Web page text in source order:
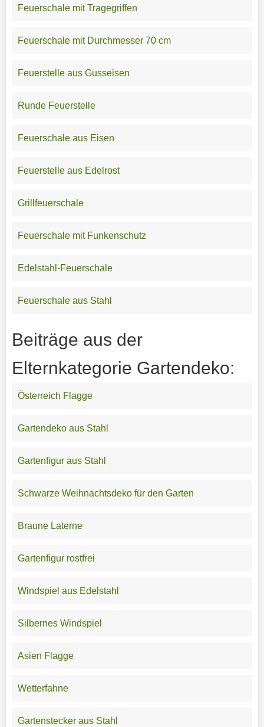
Feuerschale mit Tragegriffen
Feuerschale mit Durchmesser 70 cm
Feuerstelle aus Gusseisen
Runde Feuerstelle
Feuerschale aus Eisen
Feuerstelle aus Edelrost
Grillfeuerschale
Feuerschale mit Funkenschutz
Edelstahl-Feuerschale
Feuerschale aus Stahl
Beiträge aus der
Elternkategorie Gartendeko:
Österreich Flagge
Gartendeko aus Stahl
Gartenfigur aus Stahl
Schwarze Weihnachtsdeko für den Garten
Braune Laterne
Gartenfigur rostfrei
Windspiel aus Edelstahl
Silbernes Windspiel
Asien Flagge
Wetterfahne
Gartenstecker aus Stahl